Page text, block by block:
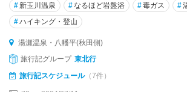
#新玉川温泉 #なるほど岩盤浴 #毒ガス #
#ハイキング・登山
湯瀬温泉・八幡平(秋田側)
旅行記グループ 東北行
旅行記スケジュール（7件）